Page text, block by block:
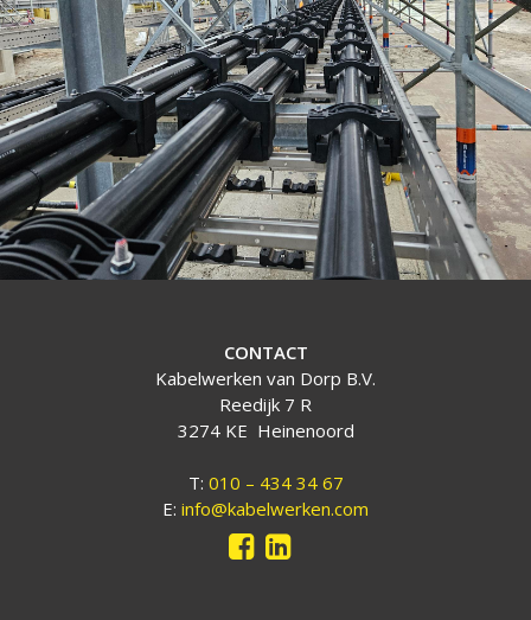
CONTACT
Kabelwerken van Dorp B.V.
Reedijk 7 R
3274 KE Heinenoord
T: 010 – 434 34 67
E: info@kabelwerken.com
 